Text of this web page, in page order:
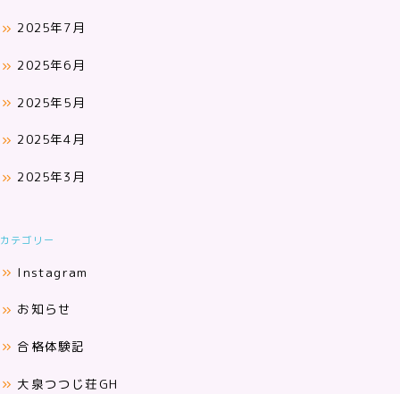
2025年7月
2025年6月
2025年5月
2025年4月
2025年3月
カテゴリー
Instagram
お知らせ
合格体験記
大泉つつじ荘GH